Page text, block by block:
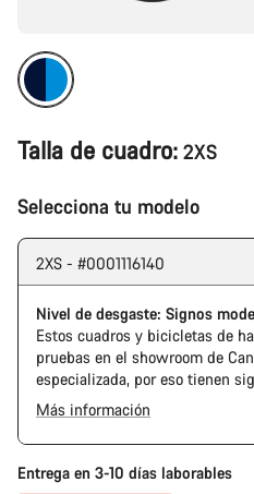
Talla de cuadro: 2XS
Selecciona tu modelo
2XS - #0001116140
Nivel de desgaste: Signos
Estos cuadros y bicicletas de
pruebas en el showroom de
especializada, por eso tienen
cadena y el casete. Además, es
componentes tengan alguna
desviaciones de color. En
funcionan perfectamente.
The Pro Bike has the visual
built on the Ultimate CF SLX
Más información
Entrega en 3-10 días laborables